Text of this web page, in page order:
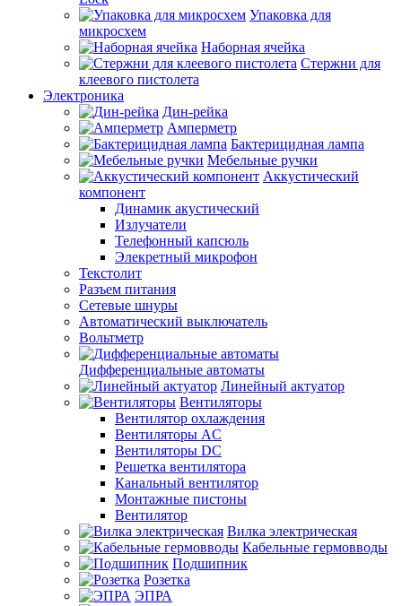
Упаковка для
микросхем
Наборная ячейка
Стержни для
клеевого пистолета
Электроника
Дин-рейка
Амперметр
Бактерицидная лампа
Мебельные ручки
Аккустический
компонент
Динамик акустический
Излучатели
Телефонный капсюль
Элекретный микрофон
Текстолит
Разъем питания
Сетевые шнуры
Автоматический выключатель
Вольтметр
Дифференциальные автоматы
Линейный актуатор
Вентиляторы
Вентилятор охлаждения
Вентиляторы AC
Вентиляторы DC
Решетка вентилятора
Канальный вентилятор
Монтажные пистоны
Вентилятор
Вилка электрическая
Кабельные гермовводы
Подшипник
Розетка
ЭПРА